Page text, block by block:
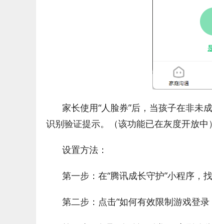
家长使用“人脸券”后，当孩子在非未
识别验证提示。（该功能已在灰度开放中）
设置方法：
第一步：在“腾讯成长守护”小程序，
第二步：点击“如何有效限制游戏登